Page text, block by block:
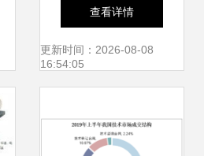
术转让 矛盾升级下
的公平博弈
查看详情
更新时间：2026-08-08
16:54:05